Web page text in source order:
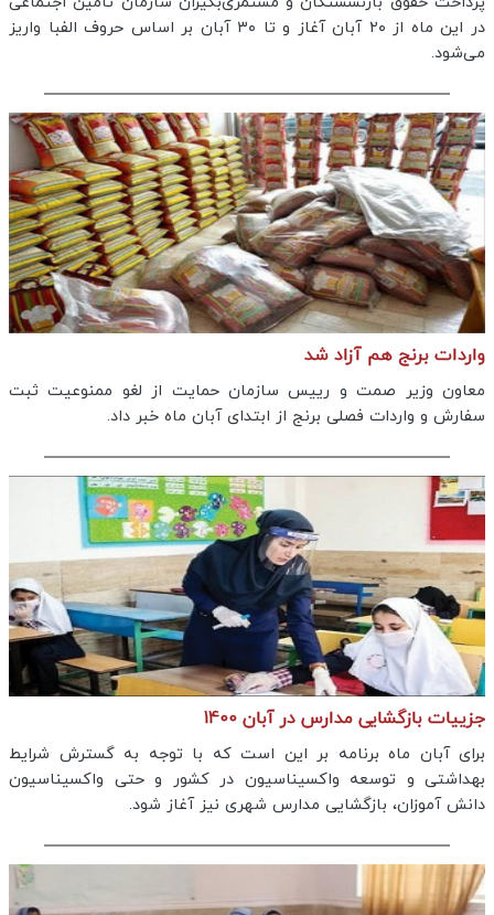
در این ماه از ۲۰ آبان آغاز و تا ۳۰ آبان بر اساس حروف الفبا واریز
می‌شود.
واردات برنج هم آزاد شد
معاون وزیر صمت و رییس سازمان حمایت از لغو ممنوعیت ثبت
سفارش و واردات فصلی برنج از ابتدای آبان ماه خبر داد.
جزییات بازگشایی مدارس در آبان 1400
برای آبان ماه برنامه بر این است که با توجه به گسترش شرایط
بهداشتی و توسعه واکسیناسیون در کشور و حتی واکسیناسیون
دانش آموزان، بازگشایی مدارس شهری نیز آغاز شود.